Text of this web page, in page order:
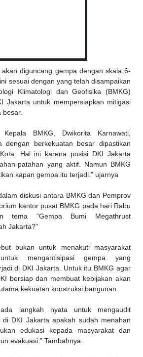
diguncang gempa dengan skala 6-
sesuai dengan yang telah disampaikan
Klimatologi dan Geofisika (BMKG)
Jakarta untuk mempersiapkan mitigasi
besar.
BMKG, Dwikorita Karnawati,
dengan berkekuatan besar dipastikan
Hal ini karena posisi DKI Jakarta
patahan yang aktif. Namun BMKG
kapan gempa itu terjadi.” ujarnya
diskusi antara BMKG dan Pemprov
kantor pusat BMKG pada hari Rabu
tema “Gempa Bumi Megathrust
Jakarta?”
bukan untuk menakuti masyarakat
mengantisipasi gempa yang
di DKI Jakarta. Untuk itu BMKG agar
bersiap dan membuat kebijakan akan
kekuatan konstruksi bangunan.
langkah nyata untuk mengaudit
DKI Jakarta apakah sudah menahan
edukasi kepada masyarakat dan
evakuasi.” Tambahnya.